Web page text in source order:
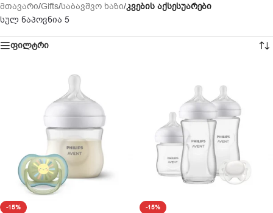
მთავარი/Gifts/საბავშვო ხაზი/კვების აქსესუარები
სულ ნაპოვნია 5
ფილტრი
-15%
-15%